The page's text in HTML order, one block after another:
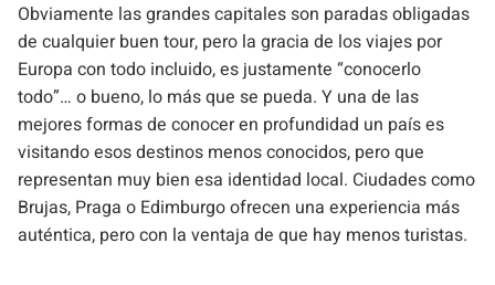
Obviamente las grandes capitales son paradas obligadas
de cualquier buen tour, pero la gracia de los viajes por
Europa con todo incluido, es justamente “conocerlo
todo”… o bueno, lo más que se pueda. Y una de las
mejores formas de conocer en profundidad un país es
visitando esos destinos menos conocidos, pero que
representan muy bien esa identidad local. Ciudades como
Brujas, Praga o Edimburgo ofrecen una experiencia más
auténtica, pero con la ventaja de que hay menos turistas.